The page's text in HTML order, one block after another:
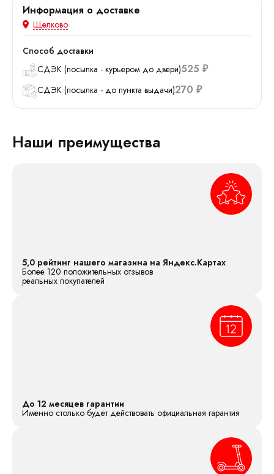
Информация о доставке
Щелково
Способ доставки
СДЭК (посылка - курьером до двери)525 ₽
СДЭК (посылка - до пункта выдачи)270 ₽
Наши преимущества
5,0 рейтинг нашего магазина на Яндекс.Картах
Более 120 положительных отзывов
реальных покупателей
До 12 месяцев гарантии
Именно столько будет действовать официальная гарантия